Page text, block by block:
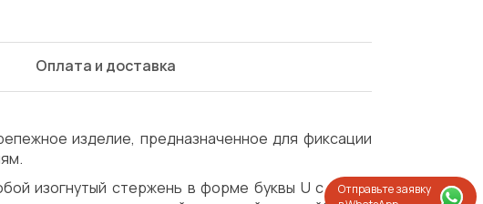
Отправьте заявку
Оплата и доставка
изделие, предназначенное для фиксации
изогнутый стержень в форме буквы U с двумя